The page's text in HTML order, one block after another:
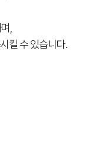
,
킬 수 있습니다.